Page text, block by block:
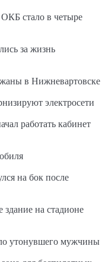
стало в четыре
за жизнь
в Нижневартовске
электросети
работать кабинет
на бок после
здание на стадионе
утонувшего мужчины